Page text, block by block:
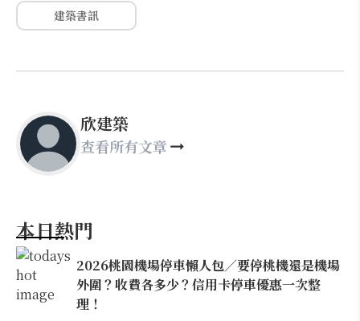
建築書訊
欣建築
查看所有文章
本日熱門
2026桃園機場停車懶人包／要停桃機還是機場
外圍？收費各多少？信用卡停車優惠一次整
理！